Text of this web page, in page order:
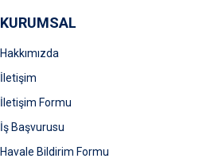
KURUMSAL
Hakkımızda
İletişim
İletişim Formu
İş Başvurusu
Havale Bildirim Formu